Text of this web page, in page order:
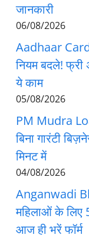
जानकारी
06/08/2026
Aadhaar
नियम बदले!
ये काम
05/08/2026
PM Mudra
बिना गारंटी
मिनट में
04/08/2026
Anganwadi
महिलाओं के लिए
आज ही भरें फॉर्म